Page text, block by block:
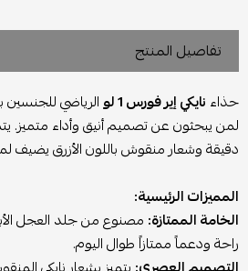
تفاصيل المنتج
حذاء نايكي إير فورس 1 لو
الرياضي للجنسين
لمن يبحثون عن تصميم أنيق وأداء متميز.
دقيقة وشعار منقوش باللون الأزرق يضيف
المميزات الرئيسية:
الخامة الممتازة: مصنوع من جلد العجل
راحة ودعماً ممتازاً طوال اليوم.